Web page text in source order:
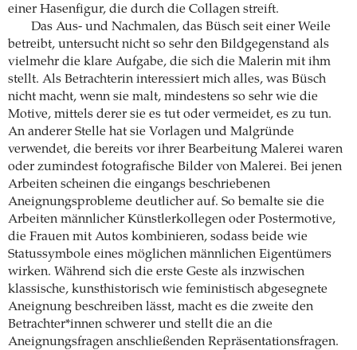
einer Hasenfigur, die durch die Collagen streift.
Das Aus- und Nachmalen, das Büsch seit einer Weile
betreibt, untersucht nicht so sehr den Bildgegenstand als
vielmehr die klare Aufgabe, die sich die Malerin mit ihm
stellt. Als Betrachterin interessiert mich alles, was Büsch
nicht macht, wenn sie malt, mindestens so sehr wie die
Motive, mittels derer sie es tut oder vermeidet, es zu tun.
An anderer Stelle hat sie Vorlagen und Malgründe
verwendet, die bereits vor ihrer Bearbeitung Malerei waren
oder zumindest fotografische Bilder von Malerei. Bei jenen
Arbeiten scheinen die eingangs beschriebenen
Aneignungsprobleme deutlicher auf. So bemalte sie die
Arbeiten männlicher Künstlerkollegen oder Postermotive,
die Frauen mit Autos kombinieren, sodass beide wie
Statussymbole eines möglichen männlichen Eigentümers
wirken. Während sich die erste Geste als inzwischen
klassische, kunsthistorisch wie feministisch abgesegnete
Aneignung beschreiben lässt, macht es die zweite den
Betrachter*innen schwerer und stellt die an die
Aneignungsfragen anschließenden Repräsentationsfragen.